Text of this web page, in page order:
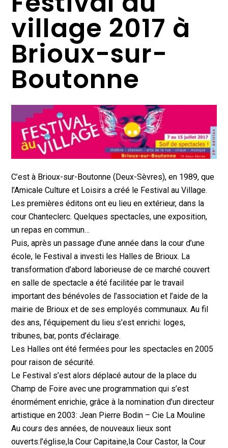
village 2017 à
Brioux-sur-
Boutonne
C’est à Brioux-sur-Boutonne (Deux-Sèvres), en 1989, que
l’Amicale Culture et Loisirs a créé le Festival au Village.
Les premières éditons ont eu lieu en extérieur, dans la
cour Chanteclerc. Quelques spectacles, une exposition,
un repas en commun…
Puis, après un passage d’une année dans la cour d’une
école, le Festival a investi les Halles de Brioux. La
transformation d’abord laborieuse de ce marché couvert
en salle de spectacle a été facilitée par le travail
important des bénévoles de l’association et l’aide de la
mairie de Brioux et de ses employés communaux. Au fil
des ans, l’équipement du lieu s’est enrichi: loges,
tribunes, bar, ponts d’éclairage.
Les Halles ont été fermées pour les spectacles en 2005
pour raison de sécurité.
Le Festival s’est alors déplacé autour de la place du
Champ de Foire avec une programmation qui s’est
énormément enrichie, grâce à la nomination d’un directeur
artistique en 2003: Jean Pierre Bodin – Cie La Mouline
Au cours des années, de nouveaux lieux sont
ouverts:l’église,la Cour Capitaine,la Cour Castor, la Cour